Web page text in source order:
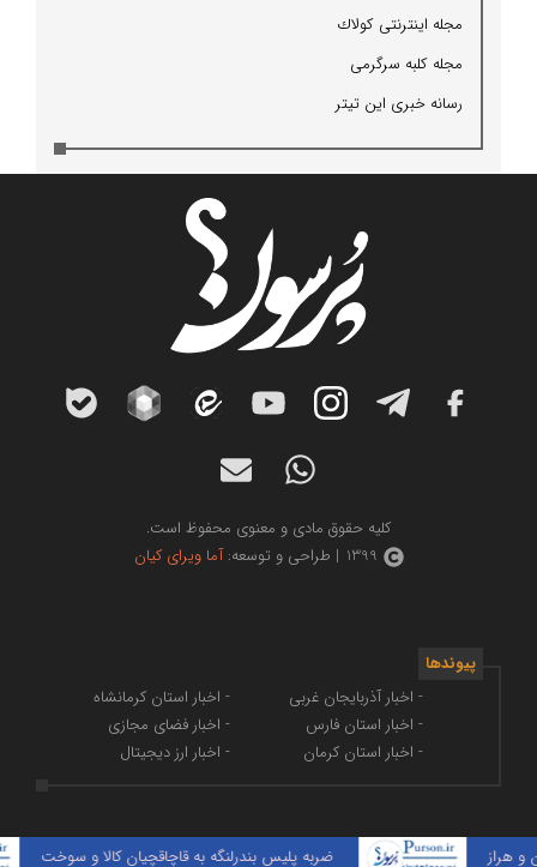
مجله اینترنتی كولاك
مجله كلبه سرگرمی
رسانه خبری این تیتر
کلیه حقوق مادی و معنوی محفوظ است.
1399 | طراحی و توسعه:
آما ویرای کیان
پیوندها
- اخبار آذربایجان غربی
- اخبار استان فارس
- اخبار استان کرمان
- اخبار استان کرمانشاه
- اخبار فضای مجازی
- اخبار ارز دیجیتال
ضربه پلیس بندرلنگه به قاچاقچیان کالا و سوخت